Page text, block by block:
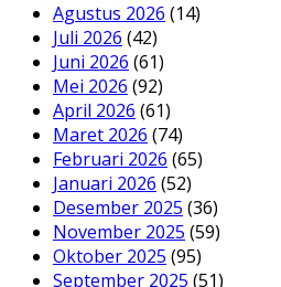
Agustus 2026 (14)
Juli 2026 (42)
Juni 2026 (61)
Mei 2026 (92)
April 2026 (61)
Maret 2026 (74)
Februari 2026 (65)
Januari 2026 (52)
Desember 2025 (36)
November 2025 (59)
Oktober 2025 (95)
September 2025 (51)